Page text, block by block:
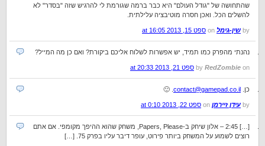
שהתחושה של "גודל העולם" היא כבר ברמה שגורמת לי להרגיש שזה "בסדר" לא
להשלים הכל. ואכן חסרה מוטיבציה עלילתית.
by שין-גימל ספט 15, 2013 at 16:05
נהנתי מהפרק כמו תמיד, יש אפשרות לשלוח אליכם ביקורת? ואם כן מה המייל?
by RedZombie on ספט 21, 2013 at 20:33
כן. contact@gamepad.co.il
. 🙂
by עידן זיירמן ספט 22, 2013 at 0:10
[…] 2:45 – אלון שיחק ב-Papers, Please, משחק שהוא ההיפך מקומפי. אם אתם
רוצים לשמוע על המשחק ביותר פירוט, עופר דיבר עליו בפרק 75. […]